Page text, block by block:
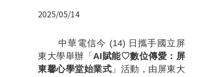
2025/05/14
中華電信今 (14) 日攜手國立屏
東大學舉辦「AI賦能♡數位傳愛：屏
東馨心學堂始業式 」活動，由屏東大